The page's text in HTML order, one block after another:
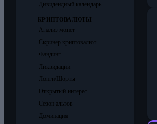
Дивидендный календарь
КРИПТОВАЛЮТЫ
Анализ монет
Скринер криптовалют
Фандинг
Ликвидации
Лонги/Шорты
Открытый интерес
Сезон альтов
Доминация